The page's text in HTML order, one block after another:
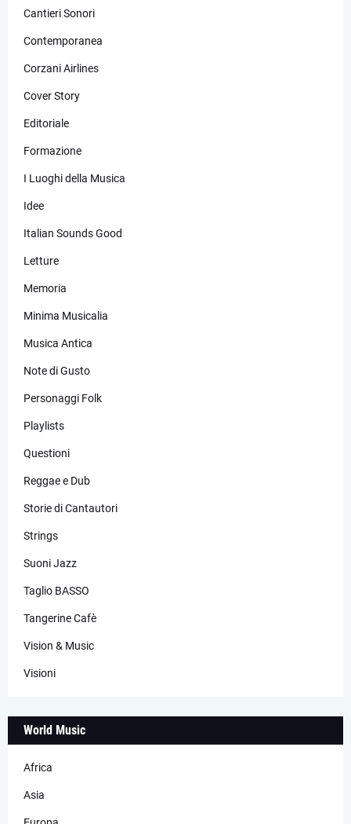
Cantieri Sonori
Contemporanea
Corzani Airlines
Cover Story
Editoriale
Formazione
I Luoghi della Musica
Idee
Italian Sounds Good
Letture
Memoria
Minima Musicalia
Musica Antica
Note di Gusto
Personaggi Folk
Playlists
Questioni
Reggae e Dub
Storie di Cantautori
Strings
Suoni Jazz
Taglio BASSO
Tangerine Cafè
Vision & Music
Visioni
World Music
Africa
Asia